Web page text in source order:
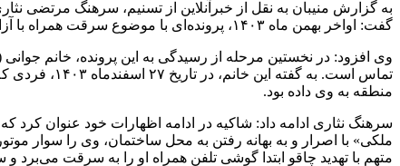
به گزارش منیبان به نقل از خبرآنلاین از تسنیم، سرهنگ مرتضی
گفت: اواخر بهمن‌ ماه ۱۴۰۳، پرونده‌ای با موضوع سرقت همراه با آزار و اذیت جنسی از شعبه یازدهم دادگاه کیفری یک تهران به اداره شانزدهم پلیس آگاهی تهران بزرگ ارجاع شد.
تماس است.
منطقه به وی داده بود.
ملکی» با اصرار و به بهانه رفتن به محل ساختمان، وی را سوار
متهم با تهدید چاقو ابتدا گوشی تلفن همراه او را به سرقت